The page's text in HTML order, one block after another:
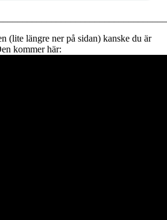
(lite längre ner på sidan) kanske du är
kommer här: